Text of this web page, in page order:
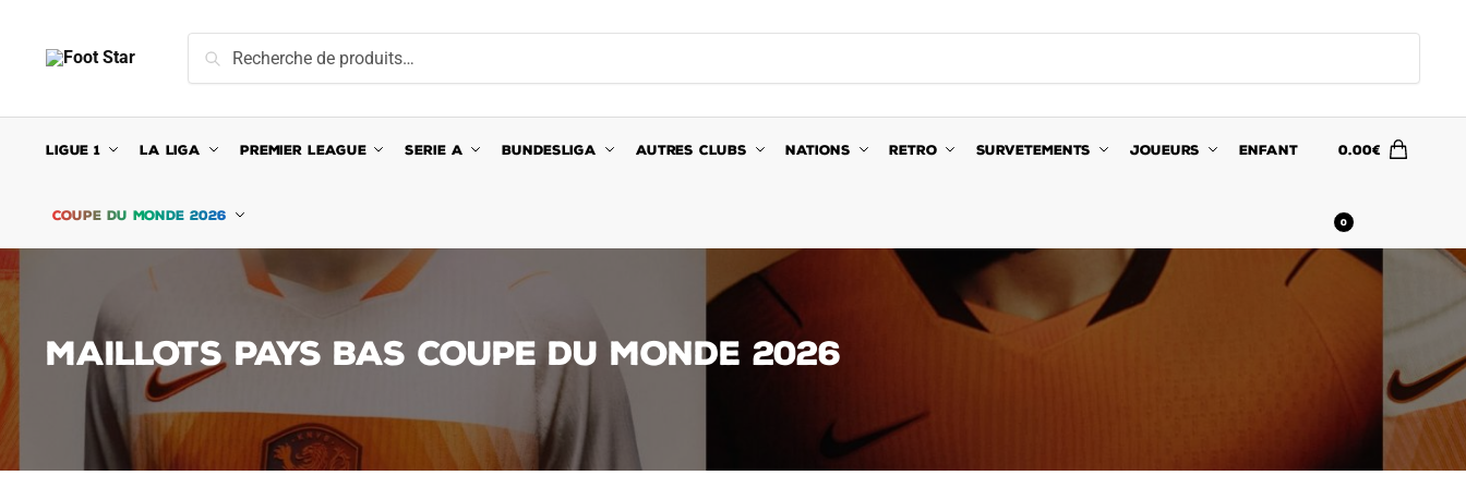
navigation
content
pour :
Recherche
LIGUE 1 LA LIGA PREMIER LEAGUE SERIE A BUNDESLIGA AUTRES CLUBS NATIONS RETRO SURVETEMENTS JOUEURS ENFANT
COUPE DU MONDE 2026
0.00€
0
MAILLOTS PAYS BAS COUPE DU MONDE 2026